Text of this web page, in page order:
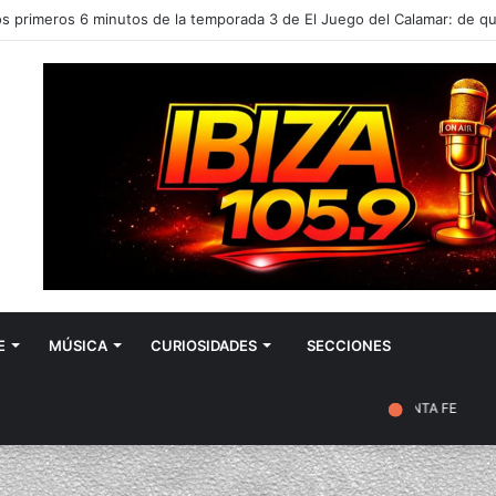
MÚSICA CURIOSIDADES SECCIONES